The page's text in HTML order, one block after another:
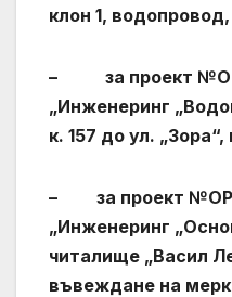
клон 1,
– за проект
„Инженеринг
к. 157 до ул.
– за проект
„Инженеринг
читалище „Васил
въвеждане на